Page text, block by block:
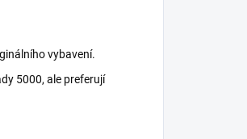
vybavení.
5000, ale preferují